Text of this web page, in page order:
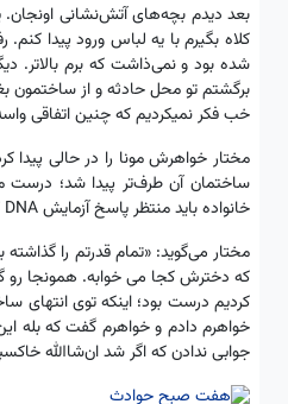
بعد دیدم بچه‌های آتش‌نشانی اونجان.
کلاه بگیرم با یه لباس ورود پیدا
شده بود و نمی‌ذاشت که برم بالاتر.
برگشتم تو محل حادثه و از ساختمون
خب فکر نمیکردیم که چنین اتفاقی
مختار خواهرش مونا را در حالی پیدا
ساختمان آن طرف‌تر پیدا شد؛ درست
خانواده باید منتظر پاسخ آزمایش DNA که از تکه‌های باقی‌مانده بدن او گرفته‌اند، بمانند تا اگر با تست پدر و مادرش تطابقت داشت، او را هم به خاک بسپارند.
مختار می‌گوید: «تمام قدرتم را
که دخترش کجا می خوابه. همونجا رو
کردیم درست بود؛ اینکه توی انتهای
خواهرم دادم و خواهرم گفت که بله
جوابی ندادن که اگر شد ان‌شاالله